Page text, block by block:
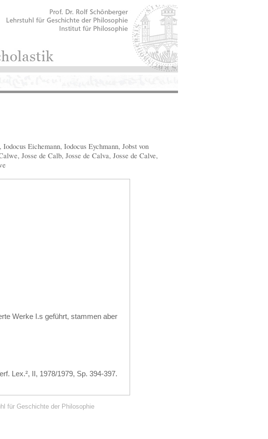
Eichemann, Iodocus Eychmann, Jobst von
Josse de Calb, Josse de Calva, Josse de Calve,
Werke I.s geführt, stammen aber
Lex.², II, 1978/1979, Sp. 394-397.
für Geschichte der Philosophie